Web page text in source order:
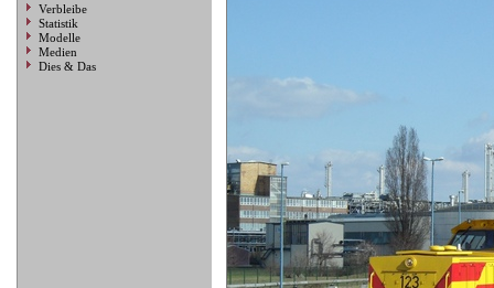
Verbleibe
Statistik
Modelle
Medien
Dies & Das